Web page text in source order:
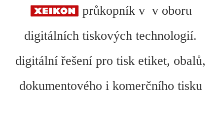
průkopník v v oboru
digitálních tiskových technologií.
digitální řešení pro tisk etiket, obalů,
dokumentového i komerčního tisku